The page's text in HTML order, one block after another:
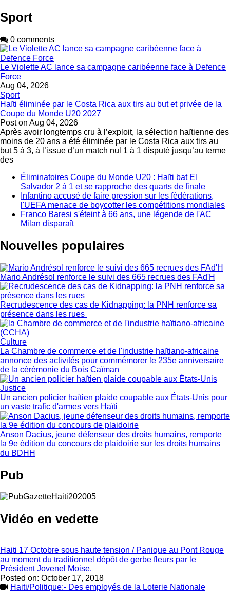
Sport
0 comments
Le Violette AC lance sa campagne caribéenne face à Defence
Force
Aug 04, 2026
Sport
Haïti éliminée par le Costa Rica aux tirs au but et privée de la
Coupe du Monde U20 2027
Post on Aug 04, 2026
Après avoir longtemps cru à l’exploit, la sélection haïtienne des
moins de 20 ans a été éliminée par le Costa Rica aux tirs au
but 5 à 3, à l’issue d’un match nul 1 à 1 disputé jusqu’au terme
des
Éliminatoires Coupe du Monde U20 : Haïti bat El
Salvador 2 à 1 et se rapproche des quarts de finale
Infantino accusé de faire pression sur les fédérations,
l'UEFA menace de boycotter les compétitions mondiales
Franco Baresi s'éteint à 66 ans, une légende de l'AC
Milan disparaît
Nouvelles populaires
Mario Andrésol renforce le suivi des 665 recrues des FAd'H
Recrudescence des cas de Kidnapping: la PNH renforce sa
présence dans les rues
Culture
La Chambre de commerce et de l'industrie haïtiano-africaine
annonce des activités pour commémorer le 235e anniversaire
de la cérémonie du Bois Caïman
Justice
Un ancien policier haïtien plaide coupable aux États-Unis pour
un vaste trafic d'armes vers Haïti
Anson Dacius, jeune défenseur des droits humains, remporte
la 9e édition du concours de plaidoirie sur les droits humains
du BDHH
Pub
Vidéo en vedette
Haiti 17 Octobre sous haute tension / Panique au Pont Rouge
au moment du traditionnel dépôt de gerbe fleurs par le
Président Jovenel Moise.
Posted on: October 17, 2018
Haiti/Politique:- Des employés de la Loterie Nationale